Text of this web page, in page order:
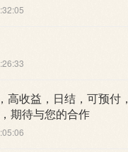
高收益，日结，可预付，
期待与您的合作